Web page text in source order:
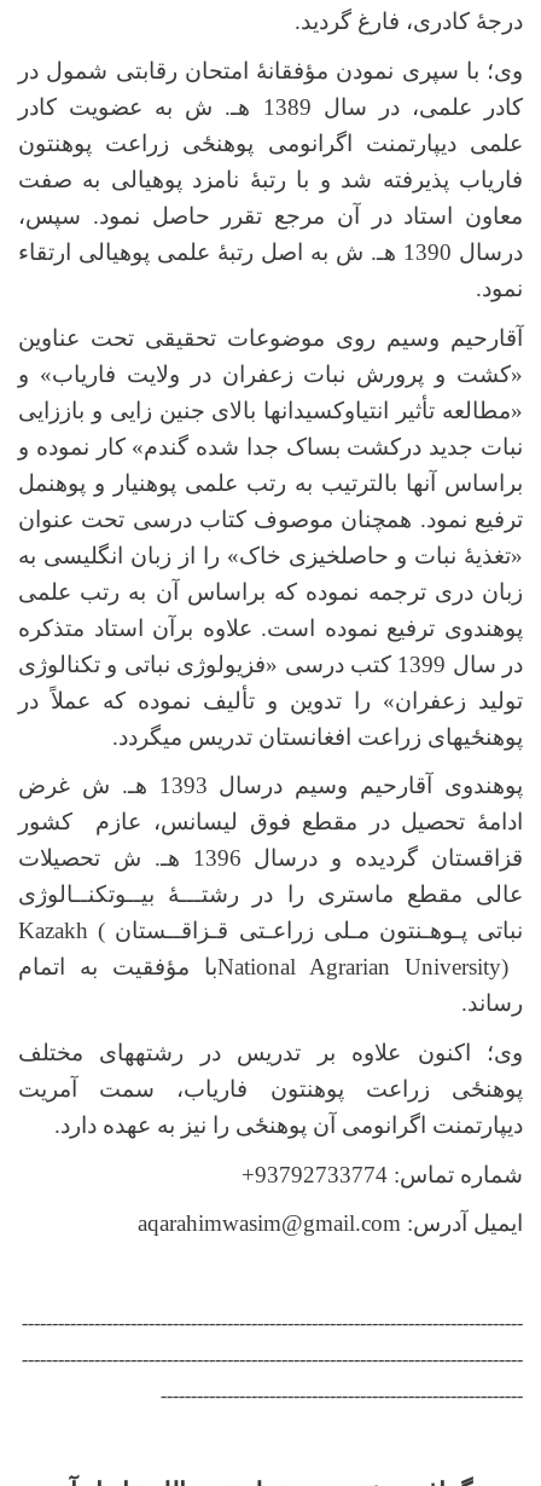
درجۀ کادری، فارغ گردید.
وی؛ با سپری نمودن مؤفقانۀ امتحان رقابتی شمول در
کادر علمی، در سال 1389 هـ. ش به عضویت کادر
علمی دیپارتمنت اگرانومی پوهنځی زراعت پوهنتون
فاریاب پذیرفته شد و با رتبۀ نامزد پوهیالی به صفت
معاون استاد در آن مرجع تقرر حاصل نمود. سپس،
درسال 1390 هـ. ش به اصل رتبۀ علمی پوهیالی ارتقاء
نمود.
آقارحیم وسیم روی موضوعات تحقیقی تحت عناوین
«کشت و پرورش نبات زعفران در ولایت فاریاب» و
«مطالعه تأثیر انتی­اوکسیدان­ها بالای جنین زایی و باززایی
نبات جدید درکشت بساک جدا شده گندم» کار نموده و
براساس آنها بالترتیب به رتب علمی پوهنیار و پوهنمل
ترفیع نمود. همچنان موصوف کتاب درسی تحت عنوان
«تغذیۀ نبات و حاصلخیزی خاک» را از زبان انگلیسی به
زبان دری ترجمه نموده که براساس آن به رتب علمی
پوهندوی ترفیع نموده است. علاوه برآن استاد متذکره
در سال 1399 کتب درسی «فزیولوژی نباتی و تکنالوژی
تولید زعفران» را تدوین و تألیف نموده که عملاً در
پوهنځی­های زراعت افغانستان تدریس می­گردد.
پوهندوی آقارحیم وسیم درسال 1393 هـ. ش غرض
ادامۀ تحصیل در مقطع فوق لیسانس، عازم کشور
قزاقستان گردیده و درسال 1396 هـ. ش تحصیلات
عالی مقطع ماستری را در رشتـــۀ بیــوتکنــالوژی
نباتی پـوهـنتون مـلی زراعـتی قـزاقــستان (
Kazakh
National Agrarian University)با مؤفقیت به اتمام
رساند.
وی؛ اکنون علاوه بر تدریس در رشته­های مختلف
پوهنځی زراعت پوهنتون فاریاب، سمت آمریت
دیپارتمنت اگرانومی آن پوهنځی را نیز به عهده دارد.
شماره تماس: 93792733774
+
ایمیل آدرس: aqarahimwasim@gmail.com
-----------------------------------------------------------------------------------
-----------------------------------------------------------------------------------
------------------------------------------------------------